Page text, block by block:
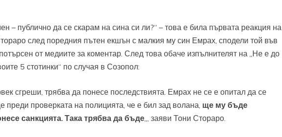
– публично да се скарам на сина си ли?“ – това е била първата реакция на
след поредния пътен екшън с малкия му син Емрах, сподели той във
от медиите за коментар. След това обаче изпълнителят на „Не е до
5 стотинки“ по случая в Созопол:
сгреши, трябва да понесе последствията. Емрах не се е опитал да се
проверката на полицията, че е бил зад волана, ще му бъде
санкцията. Така трябва да бъде„, заяви Тони Стораро.